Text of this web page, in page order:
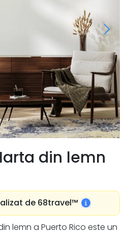
din lemn
de 68travel™️
lemn a Puerto Rico este un